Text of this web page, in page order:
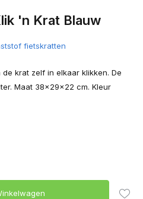
'n Krat Blauw
fietskratten
krat zelf in elkaar klikken. De
Maat 38x29x22 cm. Kleur